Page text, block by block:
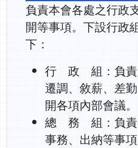
負責本會各處之行政
開等事項。下設行政
下：
行 政 組：負責
遷調、敘薪、差
開各項內部會議。
總 務 組：負責
事務、出納等事項